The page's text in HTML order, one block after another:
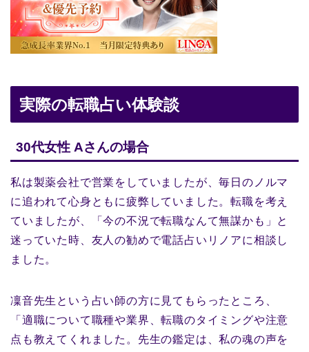
実際の転職占い体験談
30代女性 Aさんの場合
私は製薬会社で営業をしていましたが、毎日のノルマ
に追われて心身ともに疲弊していました。転職を考え
ていましたが、「今の不況で転職なんて無謀かも」と
迷っていた時、友人の勧めで電話占いリノアに相談し
ました。
凜音先生という占い師の方に見てもらったところ、
「適職について職種や業界、転職のタイミングや注意
点も教えてくれました。先生の鑑定は、私の魂の声を